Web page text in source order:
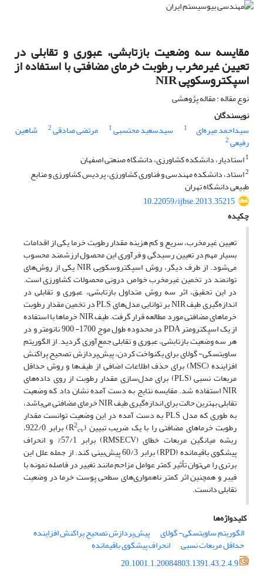
مقایسه سه وضعیت بازتابشی، عبوری و تقابلی در
تعیین غیرمخرب رطوبت خرمای مضافتی با استفاده از
اسپکتروسکوپی NIR
نوع مقاله : مقاله پژوهشی
نویسندگان
سیداحمد میره‌ای
1 سیدسعید محتسبی1 مرتضی صادقی2 شاهین
رفیعی2
1استادیار، دانشکده کشاورزی، دانشگاه صنعتی اصفهان
2استاد، دانشکده مهندسی و فناوری کشاورزی، پردیس کشاورزی و منابع
طبیعی دانشگاه تهران
10.22059/ijbse.2013.35215
چکیده
تعیین غیرمخرب، سریع و کم هزینه مقدار رطوبت خرما یکی از اقدامات
بسیار مهم در تعیین رسیدگی و فرآوری این محصول ارزشمند محسوب
می‌شود. از طرف دیگر، روش اسپکتروسکوپی NIR یکی از روش‌های
توانمند در تخمین غیرمخرب خواص درونی محصولات کشاورزی است.
در این تحقیق، اثر سه روش متداول بازتابشی، عبوری و تقابلی در
اندازه‌گیری طیف NIR بر توانایی مدل‌های PLS در تخمین مقدار رطوبت
خرماهای مضافتی مورد مطالعه قرار گرفت. طیف NIR خرماها با استفاده
از یک اسپکترومتر PDA در محدوده طول موج 1700- 900 نانومتر و در
هر سه وضعیت بازتابشی، عبوری و تقابلی جمع‌آوری گردید. از الگوریتم
ساویتسکی- گولای برای یکنواخت کردن، پیش‌پردازش تصحیح پراکنش
افزاینده (MSC) برای حذف اطلاعات اضافی از طیف‌ها و روش حداقل
مربعات نسبی (PLS) برای مدل‌سازی مقدار رطوبت از روی داده‌های
NIR استفاده شد. مقایسه نتایج به دست آمده نشان داد که وضعیت
تقابلی بهترین حالت برای اندازه‌گیری طیف NIR خرمای مضافتی می‌باشد،
به طوری که مدل PLS به دست آمده در این وضعیت توانست مقدار
رطوبت خرماهای مضافتی را با یک ضریب تبیین (R 2cv ) برابر 922/0،
ریشه میانگین مربعات خطای (RMSECV) برابر 57/1% و انحراف
پیشگوی باقیمانده (RPD) برابر 60/3 پیش‌بینی کند. از جمله علل این
برتری را می‌توان تأثیر کمتر عوامل مزاحم مانند تغییر در فاصله نمونه با
فیبر و همچنین اثر کمتر ناهمواری‌های سطحی پوست خرما در وضعیت
تقابلی دانست.
کلیدواژه‌ها
الگوریتم ساویتسکی- گولای
پیش‌پردازش تصحیح پراکنش افزاینده
حداقل مربعات نسبی
انحراف پیشگوی باقیمانده
20.1001.1.20084803.1391.43.2.4.9